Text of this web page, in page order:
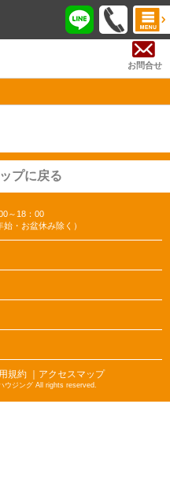
お問合せ
プに戻る
～18：00
・お盆休み除く）
規約 ｜アクセスマップ
ウジング All rights reserved.